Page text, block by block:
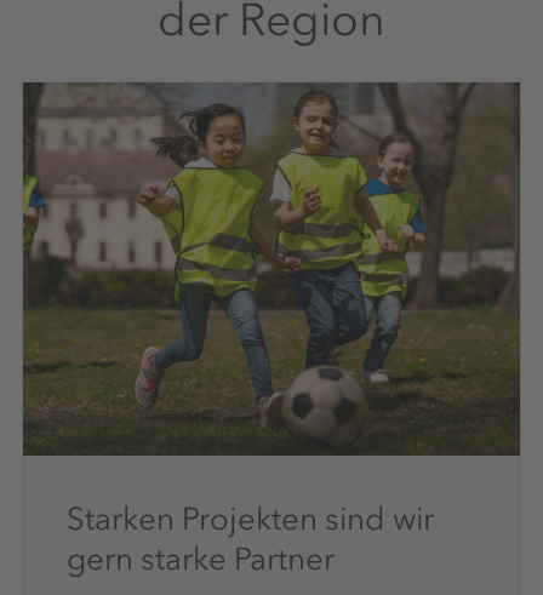
der Region
Starken Projekten sind wir
gern starke Partner